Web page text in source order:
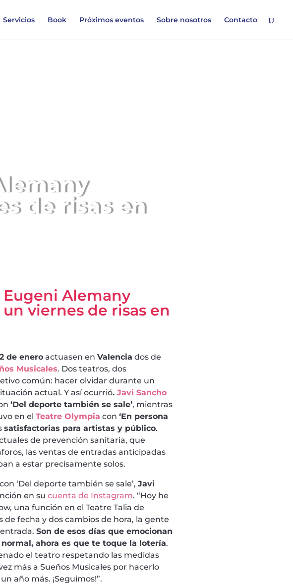
Servicios Book Próximos eventos Sobre nosotros Contacto
de risas en
Eugeni Alemany
viernes de risas en
de enero actuasen enValencia dos de
Musicales. Dos teatros, dos
común: hacer olvidar durante un
actual. Y así ocurrió.Javi Sancho
‘Del deporte también se sale’, mientras
en elTeatre Olympia con‘En persona
satisfactorias para artistas y público.
de prevención sanitaria, que
las ventas de entradas anticipadas
a estar precisamente solos.
‘Del deporte también se sale’,Javi
en sucuenta de Instagram. “Hoy he
una función en el Teatre Talia de
de fecha y dos cambios de hora, la gente
Son de esos días que emocionan
ahora es que te toque la lotería.
el teatro respetando las medidas
más a Sueños Musicales por hacerlo
año más. ¡Seguimos!”.